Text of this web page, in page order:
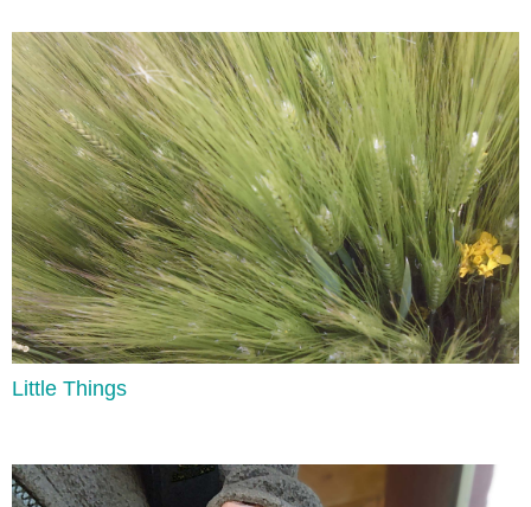
Stative Verbs
Lee aquí
Adjectives
Little Things